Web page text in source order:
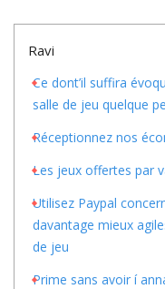
Ravi
Ce dont’il suffira
salle de jeu quelque
Réceptionnez nos
Les jeux offertes par
Utilisez Paypal
davantage mieux
de jeu
Prime sans avoir í